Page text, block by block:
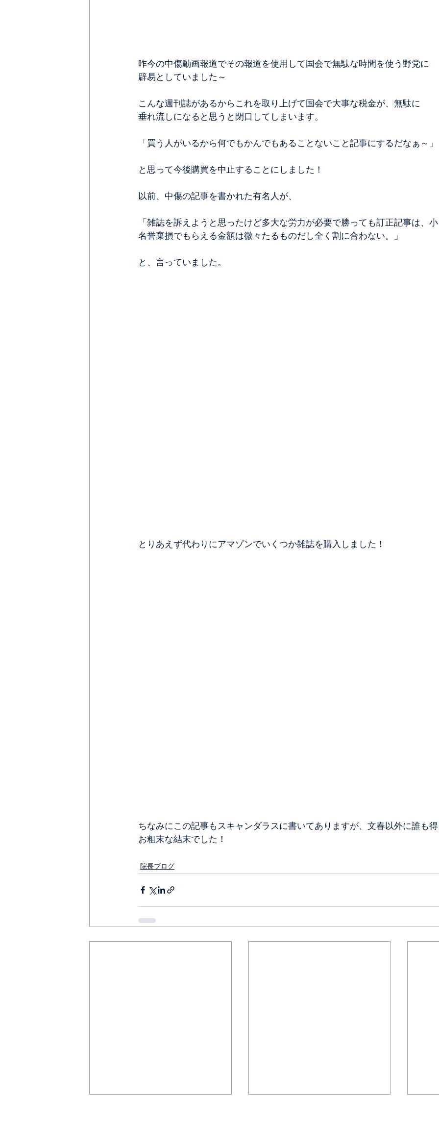
昨今の中傷動画報道でその報道を使用して国会で無駄な時間を使う野党に
辟易としていました～
こんな週刊誌があるからこれを取り上げて国会で大事な税金が、無駄に
垂れ流しになると思うと閉口してしまいます。
「買う人がいるから何でもかんでもあることないこと記事にするだなぁ～」
と思って今後購買を中止することにしました！
以前、中傷の記事を書かれた有名人が、
「雑誌を訴えようと思ったけど多大な労力が必要で勝っても訂正記事は、
名誉棄損でもらえる金額は微々たるものだし全く割に合わない。」
と、言っていました。
とりあえず代わりにアマゾンでいくつか雑誌を購入しました！
ちなみにこの記事もスキャンダラスに書いてありますが、文春以外に誰も
お粗末な結末でした！
院長ブログ